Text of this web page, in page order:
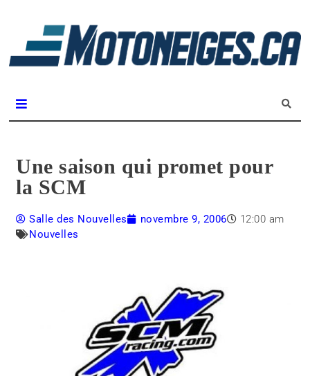
Une saison qui promet pour
la SCM
Salle des Nouvelles novembre 9, 2006
12:00 am
Nouvelles